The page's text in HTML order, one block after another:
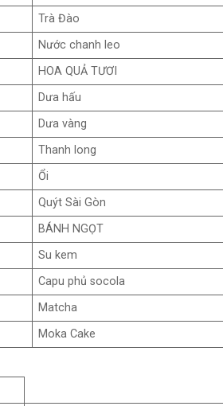
Trà Đào
Nước chanh leo
HOA QUẢ TƯƠI
Dưa hấu
Dưa vàng
Thanh long
Ổi
Quýt Sài Gòn
BÁNH NGỌT
Su kem
Capu phủ socola
Matcha
Moka Cake